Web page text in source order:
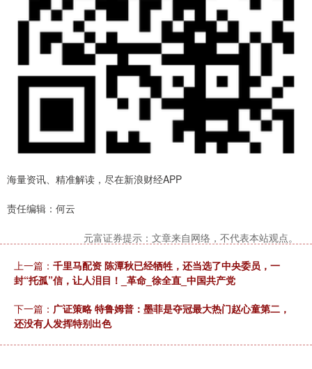
海量资讯、精准解读，尽在新浪财经APP
责任编辑：何云
元富证券提示：文章来自网络，不代表本站观点。
上一篇： 千里马配资 陈潭秋已经牺牲，还当选了中央委员，一
封“托孤”信，让人泪目！_革命_徐全直_中国共产党
下一篇： 广证策略 特鲁姆普：墨菲是夺冠最大热门赵心童第二，
还没有人发挥特别出色